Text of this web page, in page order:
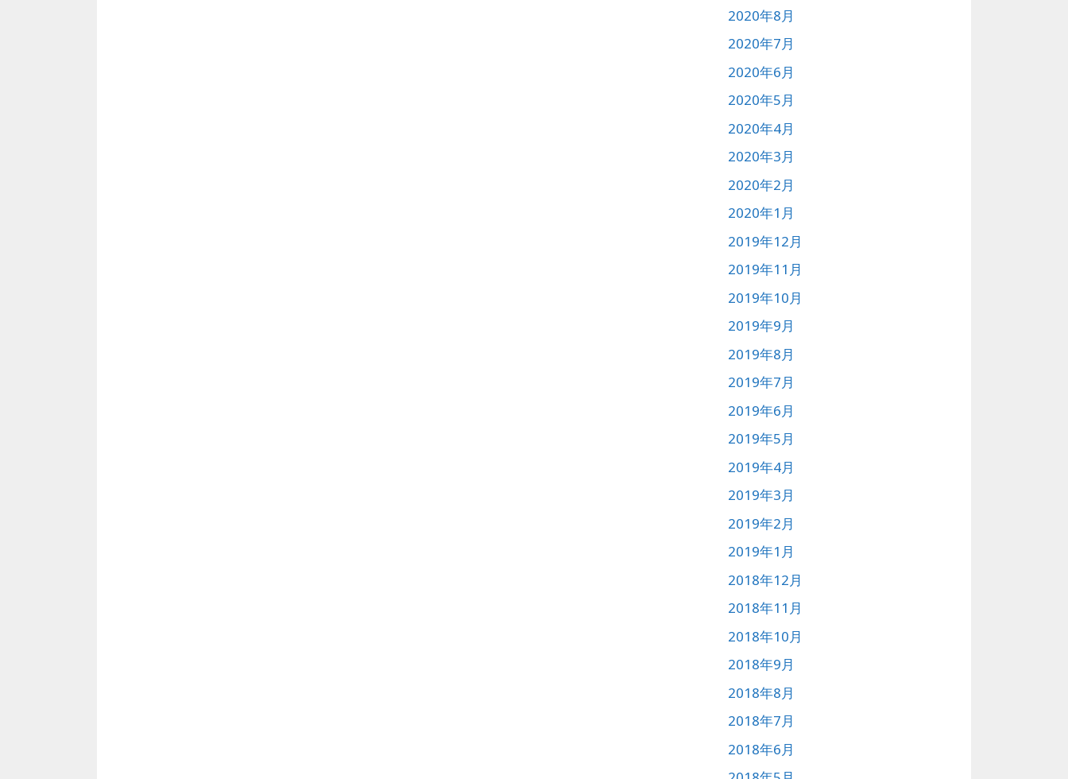
2020年8月
2020年7月
2020年6月
2020年5月
2020年4月
2020年3月
2020年2月
2020年1月
2019年12月
2019年11月
2019年10月
2019年9月
2019年8月
2019年7月
2019年6月
2019年5月
2019年4月
2019年3月
2019年2月
2019年1月
2018年12月
2018年11月
2018年10月
2018年9月
2018年8月
2018年7月
2018年6月